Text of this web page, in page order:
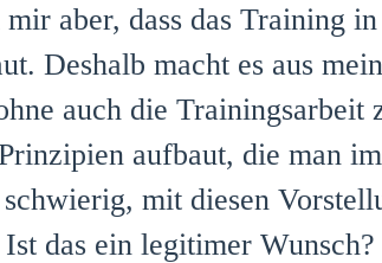
aber, dass das Training
Deshalb macht es aus
auch die Trainingsarbeit
aufbaut, die man
mit diesen
das ein legitimer